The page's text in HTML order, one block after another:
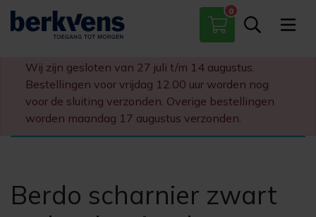
0
Paumelles
Scharnieren
Sloten
Diversen
Wij zijn gesloten van 27 juli t/m 14 augustus.
Bestellingen voor vrijdag 12.00 uur worden nog
voor de sluiting verzonden. Overige bestellingen
worden maandag 17 augustus verzonden.
Berdo scharnier zwart